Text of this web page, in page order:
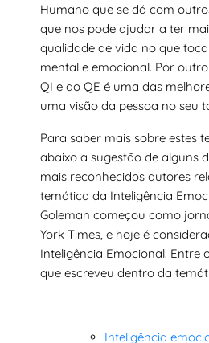
Humano que se dá com
que nos pode ajudar a ter
qualidade de vida no que
mental e emocional. Por
QI e do QE é uma das
uma visão da pessoa no seu
Para saber mais sobre estes
abaixo a sugestão de alguns
mais reconhecidos autores
temática da Inteligência
Goleman começou como
York Times, e hoje é
Inteligência Emocional. Entre
que escreveu dentro da
Inteligência